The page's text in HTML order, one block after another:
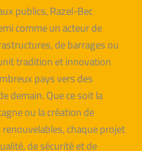
publics, Razel-Bec
comme un acteur de
de barrages ou
tradition et innovation
pays vers des
demain. Que ce soit la
ou la création de
chaque projet
de sécurité et de